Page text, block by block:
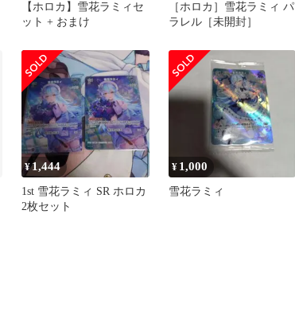
【ホロカ】雪花ラミィセ
ット + おまけ
［ホロカ］雪花ラミィ パ
ラレル［未開封］
¥1,444
1st 雪花ラミィ SR ホロカ
2枚セット
¥ 1,000
雪花ラミィ